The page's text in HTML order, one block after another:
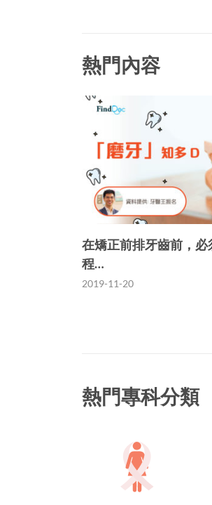
熱門內容
在矯正前排牙齒前，
程…
2019-11-20
熱門專科分類